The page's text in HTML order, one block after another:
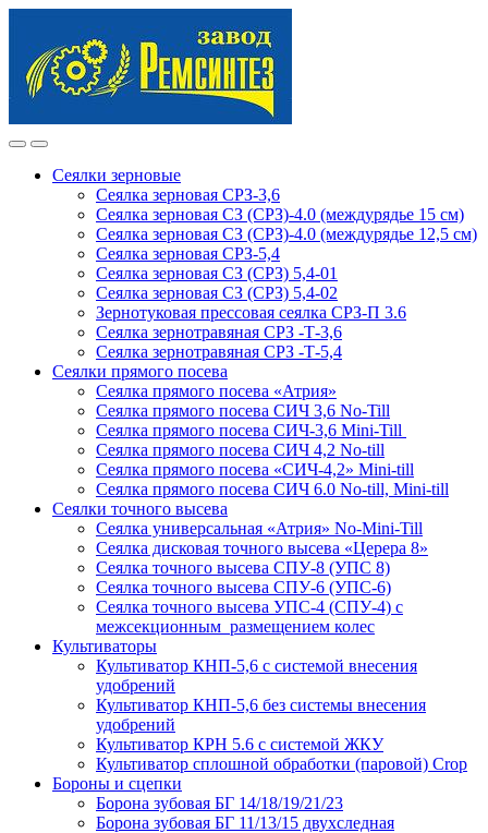
navigation
content
Сеялки зерновые
Сеялка зерновая СРЗ-3,6
Сеялка зерновая СЗ (СРЗ)-4.0 (междурядье 15 см)
Сеялка зерновая СЗ (СРЗ)-4.0 (междурядье 12,5 см)
Сеялка зерновая СРЗ-5,4
Сеялка зерновая СЗ (СРЗ) 5,4-01
Сеялка зерновая СЗ (СРЗ) 5,4-02
Зернотуковая прессовая сеялка СРЗ-П 3.6
Сеялка зернотравяная СРЗ -Т-3,6
Сеялка зернотравяная СРЗ -Т-5,4
Сеялки прямого посева
Сеялка прямого посева «Атрия»
Сеялка прямого посева СИЧ 3,6 No-Till
Сеялка прямого посева СИЧ-3,6 Mini-Till
Сеялка прямого посева СИЧ 4,2 No-till
Сеялка прямого посева «СИЧ-4,2» Mini-till
Сеялка прямого посева СИЧ 6.0 No-till, Mini-till
Сеялки точного высева
Сеялка универсальная «Атрия» No-Mini-Till
Сеялка дисковая точного высева «Церера 8»
Сеялка точного высева СПУ-8 (УПС 8)
Сеялка точного высева СПУ-6 (УПС-6)
Сеялка точного высева УПС-4 (СПУ-4) с
межсекционным размещением колес
Культиваторы
Культиватор КНП-5,6 с системой внесения
удобрений
Культиватор КНП-5,6 без системы внесения
удобрений
Культиватор КРН 5.6 с системой ЖКУ
Культиватор сплошной обработки (паровой) Crop
Бороны и сцепки
Борона зубовая БГ 14/18/19/21/23
Борона зубовая БГ 11/13/15 двухследная